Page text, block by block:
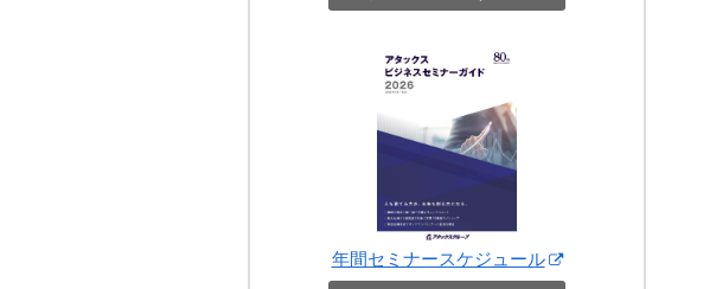
年間セミナースケジュール